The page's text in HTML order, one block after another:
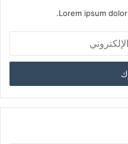
Lorem ipsum